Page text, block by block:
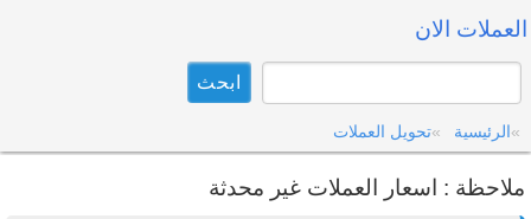
العملات الان
الرئيسية تحويل العملات
ملاحظة : اسعار العملات غير محدثة